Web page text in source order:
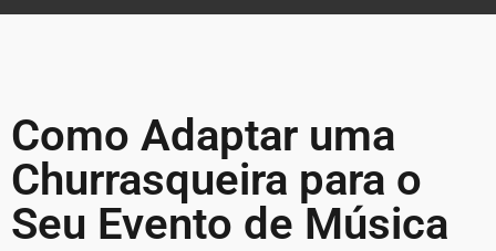
Como Adaptar uma
Churrasqueira para o
Seu Evento de Música